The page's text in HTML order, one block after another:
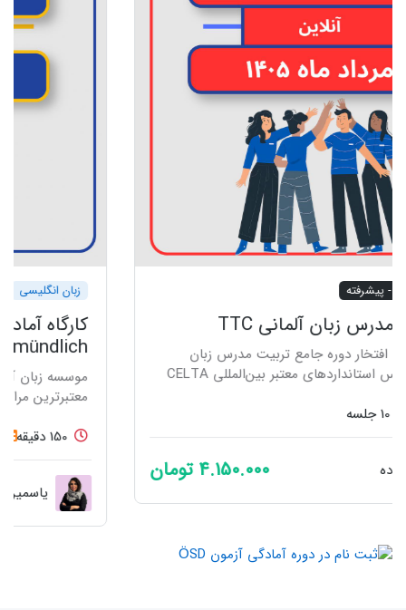
زبان انگلیسی
کارگاه آمادگی آزمون ÖSD B1 Modul
mündlich
موسسه زبان آلمانی اندیشه پارسیان، به‌عنوان یکی از
معتبرترین مراکز آموزش زبان آلمانی و مرکز رسمی آزمون
ÖSD در ایران، با افتخار كارگاه كاربردی بخش گفتاری آزمون
ÖSD را به صورت حضوری برگزار می‌کند. این کارگاه فرصتی
بی‌نظیر برای زبان‌آموزان فراهم می‌آورد تا مهارت‌های گفتاری
خود را بهبود بخشند و برای موفقیت در آزمون ÖSD آماده
شوند. برگزارکنندگان: استاد پوریا نظامی ممتحن رسمی آزمون
150 دقیقه 1 جلسه
3.500.000 تومان